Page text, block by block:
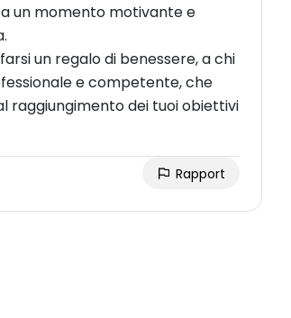
un momento motivante e
un regalo di benessere, a chi
e competente, che
raggiungimento dei tuoi obiettivi
Rapport